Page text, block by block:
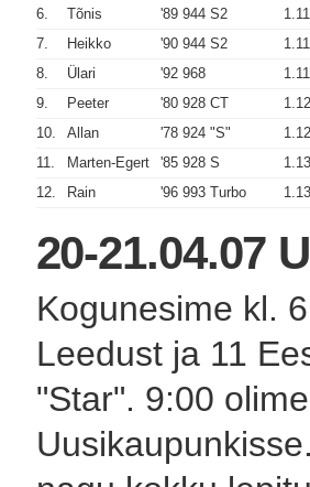
6.
Tõnis '89 944 S2
7.
Heikko '90 944 S2
8.
Ülari '92 968
9.
Peeter '80 928 CT
10.
Allan '78 924 "S"
11.
Marten-Egert '85 928 S
12.
Rain '96 993 Turbo
20-21.04.07
Kogunesime kl.
Leedust ja 11
"Star". 9:00